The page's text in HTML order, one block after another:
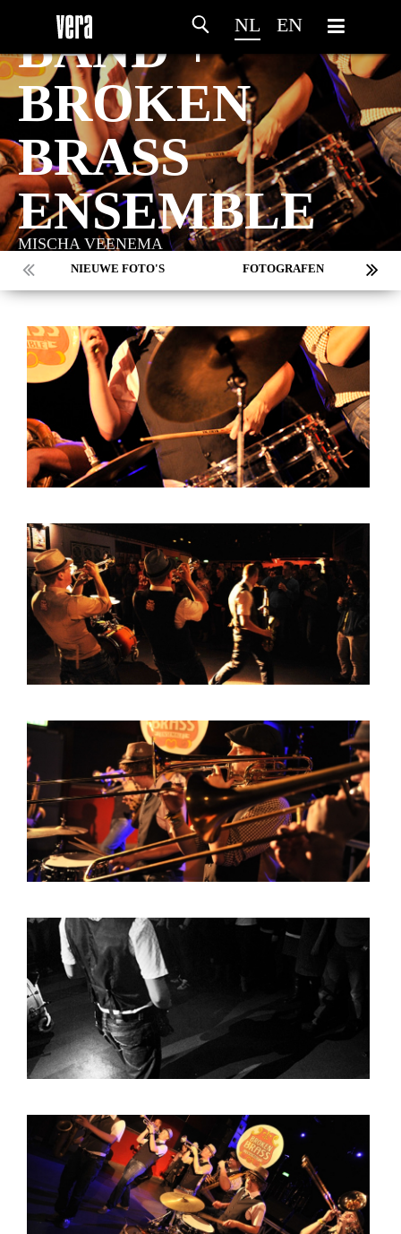
NL EN
BAND +
BROKEN
BRASS
ENSEMBLE
MISCHA VEENEMA
NIEUWE FOTO'S FOTOGRAFEN
MARC DE KROSSE
PEER
MISCHA VEENEMA
JEROEN DEKKER
BOB DE VRIES
RICHARD POSTMA
SASKIA LUDDEN
ANNA HIEP
MARTSEN HUT
ARSEN TSKHAY
ERYN BOSMA
ESTHER
ELINE KAMMINGA
KAREN SAAMAN
ARNOUD HEIKENS